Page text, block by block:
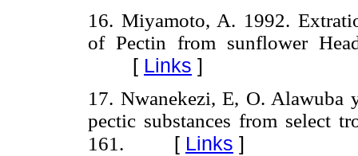
16. Miyamoto, A. 1992.
of Pectin from sunflower
[ Links ]
17. Nwanekezi, E, O.
pectic substances from select
161. [ Links ]